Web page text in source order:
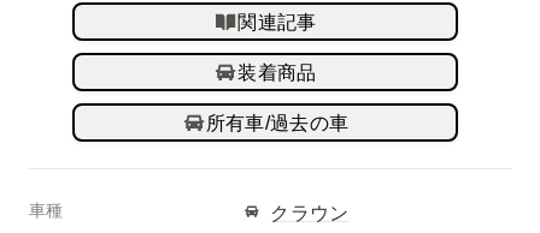
関連記事
装着商品
所有車/過去の車
車種 クラウン